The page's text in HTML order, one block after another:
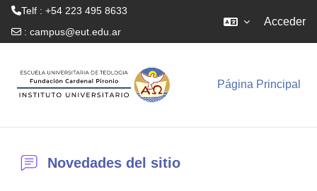
Telf : +54 223 495 8633
: campus@eut.edu.ar
Acceder
Página Principal
Novedades del sitio